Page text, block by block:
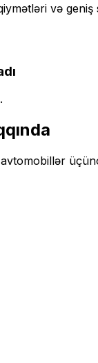
və geniş
avtomobillər üçün